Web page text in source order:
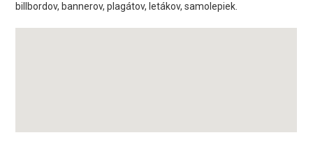
billbordov, bannerov, plagátov, letákov, samolepiek.